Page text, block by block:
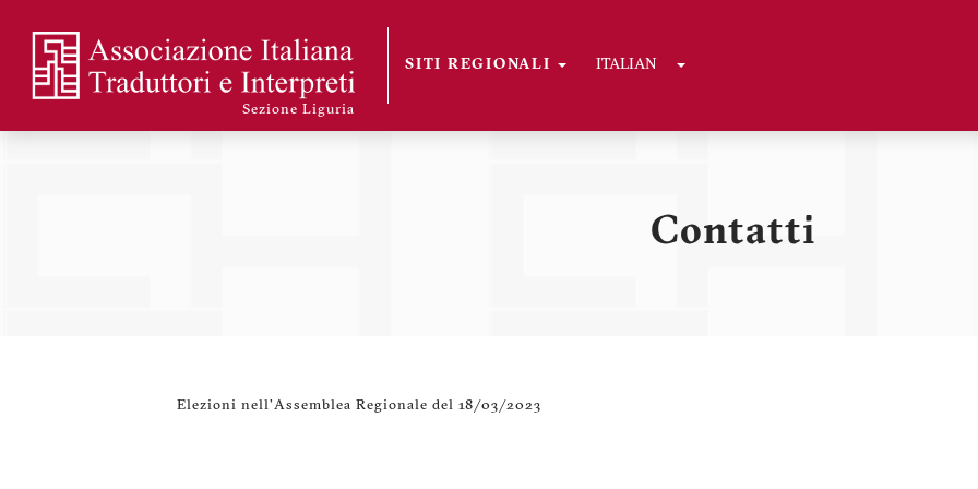
contenuto
principale
Sezioni
SITI REGIONALI ITALIAN Toggle Dropdown
Sezione Liguria
Contatti
Elezioni nell'Assemblea Regionale del 18/03/2023